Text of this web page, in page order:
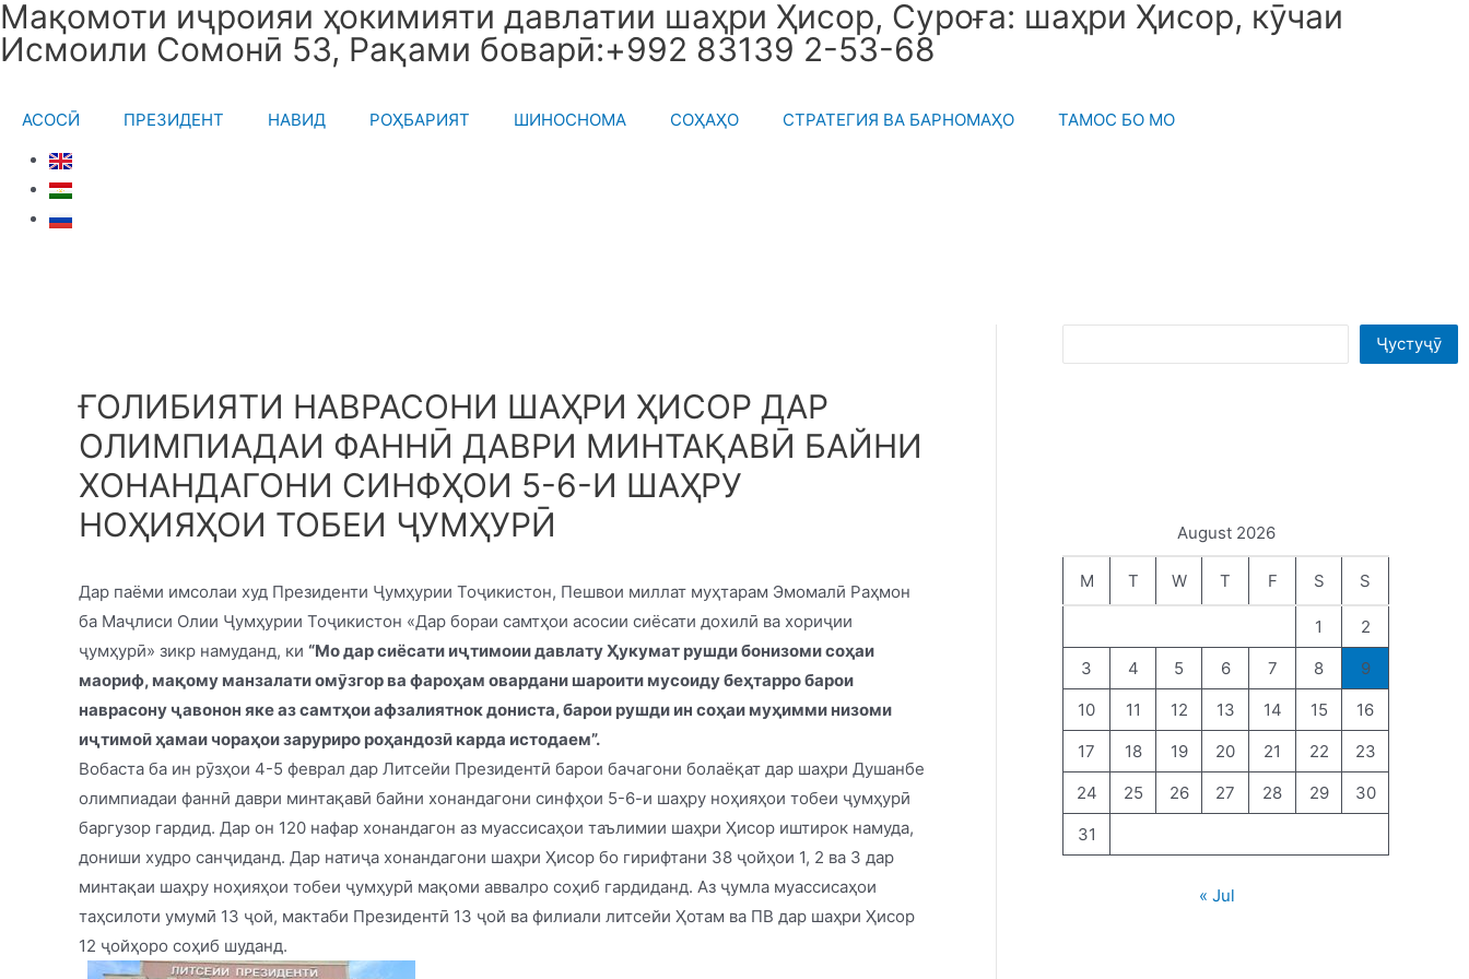
Skip
to
Мақомоти иҷроияи ҳокимияти давлатии шаҳри Ҳисор, Суроға: шаҳри Ҳисор, кӯчаи
Исмоили Сомонӣ 53, Рақами боварӣ:+992 83139 2-53-68
АСОСӢ ПРЕЗИДЕНТ НАВИД РОҲБАРИЯТ ШИНОСНОМА СОҲАҲО СТРАТЕГИЯ ВА БАРНОМАҲО ТАМОС БО МО
ҒОЛИБИЯТИ НАВРАСОНИ ШАҲРИ ҲИСОР ДАР
ОЛИМПИАДАИ ФАННӢ ДАВРИ МИНТАҚАВӢ БАЙНИ
ХОНАНДАГОНИ СИНФҲОИ 5-6-И ШАҲРУ
НОҲИЯҲОИ ТОБЕИ ҶУМҲУРӢ
Дар паёми имсолаи худ Президенти Ҷумҳурии Тоҷикистон, Пешвои миллат муҳтарам Эмомалӣ Раҳмон
ба Маҷлиси Олии Ҷумҳурии Тоҷикистон «Дар бораи самтҳои асосии сиёсати дохилӣ ва хориҷии
ҷумҳурӣ» зикр намуданд, ки “Мо дар сиёсати иҷтимоии давлату Ҳукумат рушди бонизоми соҳаи
маориф, мақому манзалати омӯзгор ва фароҳам овардани шароити мусоиду беҳтарро барои
наврасону ҷавонон яке аз самтҳои афзалиятнок дониста, барои рушди ин соҳаи муҳимми низоми
иҷтимоӣ ҳамаи чораҳои заруриро роҳандозӣ карда истодаем”.
Вобаста ба ин рӯзҳои 4-5 феврал дар Литсейи Президентӣ барои бачагони болаёқат дар шаҳри Душанбе
олимпиадаи фаннӣ даври минтақавӣ байни хонандагони синфҳои 5-6-и шаҳру ноҳияҳои тобеи ҷумҳурӣ
баргузор гардид. Дар он 120 нафар хонандагон аз муассисаҳои таълимии шаҳри Ҳисор иштирок намуда,
дониши худро санҷиданд. Дар натиҷа хонандагони шаҳри Ҳисор бо гирифтани 38 ҷойҳои 1, 2 ва 3 дар
минтақаи шаҳру ноҳияҳои тобеи ҷумҳурӣ мақоми аввалро соҳиб гардиданд. Аз ҷумла муассисаҳои
таҳсилоти умумӣ 13 ҷой, мактаби Президентӣ 13 ҷой ва филиали литсейи Ҳотам ва ПВ дар шаҳри Ҳисор
12 ҷойҳоро соҳиб шуданд.
Ҷустуҷӯ
August 2026
M T W T F S S
1
2
3
4 5 6 7 8
9
10
11 12 13 14 15
16
17
18 19 20 21 22
23
24
25 26 27 28 29
30
31
« Jul